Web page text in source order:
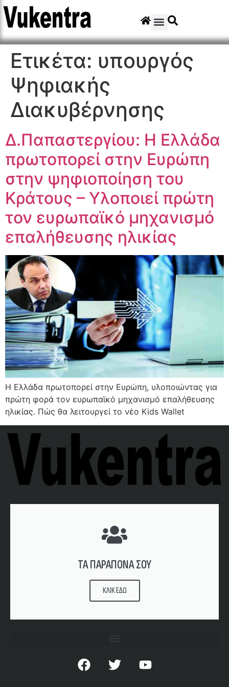
Ετικέτα: υπουργός
Ψηφιακής
Διακυβέρνησης
Δ.Παπαστεργίου: Η Ελλάδα
πρωτοπορεί στην Ευρώπη
στην ψηφιοποίηση του
Κράτους – Υλοποιεί πρώτη
τον ευρωπαϊκό μηχανισμό
επαλήθευσης ηλικίας
Η Ελλάδα πρωτοπορεί στην Ευρώπη, υλοποιώντας για
πρώτη φορά τον ευρωπαϊκό μηχανισμό επαλήθευσης
ηλικίας. Πώς θα λειτουργεί το νέο Kids Wallet
ΤΑ ΠΑΡΑΠΟΝΑ ΣΟΥ
ΚΛΙΚ ΕΔΩ